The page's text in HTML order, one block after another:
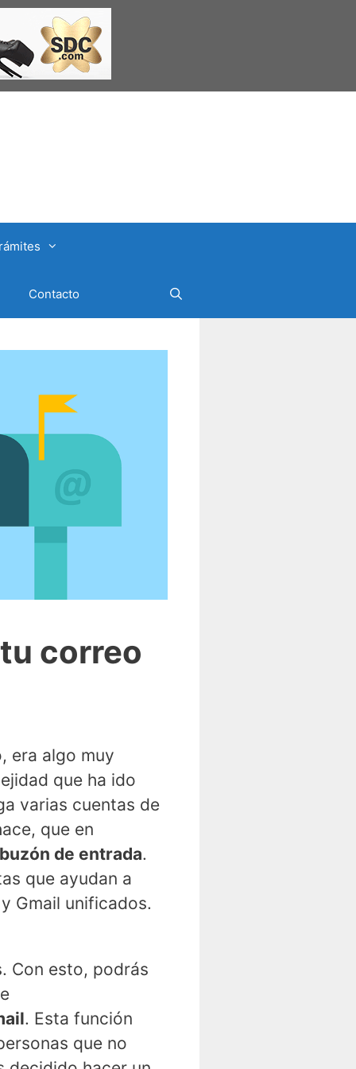
Contacto
correo
era algo muy
que ha ido
varias cuentas de
que en
de entrada.
que ayudan a
Gmail unificados.
Con esto, podrás
. Esta función
que no